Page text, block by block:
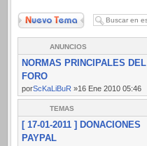
Nuevo Tema
ANUNCIOS
NORMAS PRINCIPALES DEL
FORO
porScKaLiBuR »16 Ene 2010 05:46
TEMAS
[ 17-01-2011 ] DONACIONES
PAYPAL